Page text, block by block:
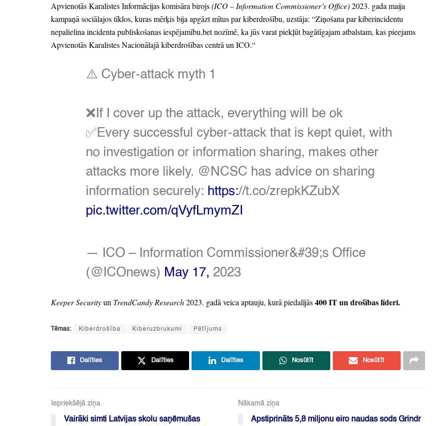
Apvienotās Karalistes Informācijas komisāra birojs(ICO– Information Commissioner’s Office)2023. gada maija
kampaņā sociālajos tīklos, kuras mērķis bija apgāzt mītus par kiberdrošību, uzstāja: “Ziņošana par kiberincidentu
nepalielina incidenta publiskošanas iespējamību,bet nozīmē, ka jūs varat piekļūt bagātīgajam atbalstam, kas pieejams
Apvienotās Karalistes Nacionālajā kiberdrošības centrā un ICO.“
⚠️ Cyber-attack myth 1
❌If I cover up the attack, everything will be ok
✅Every successful cyber-attack that is kept quiet, with
no investigation or information sharing, makes other
attacks more likely. @NCSC has advice on sharing
information securely: https://t.co/zrepkKZubX
pic.twitter.com/qVyfLmymZI
— ICO – Information Commissioner&#39;s Office
(@ICOnews) May 17, 2023
Keeper Securityun TrendCandy Research2023. gadā veica aptauju, kurā piedalījās400 IT un drošības līderi.
Tēmas: Kiberdrošība Kiberuzbrukumi Pētījums
Dalīties Dalīties Dalīties Nosūtīt Nosūtīt
Iepriekšējā ziņa
Vairāki simti Latvijas skolu saņēmušas
Nākamā ziņa
Apstiprināts 5,8 miljonu eiro naudas sods Grindr